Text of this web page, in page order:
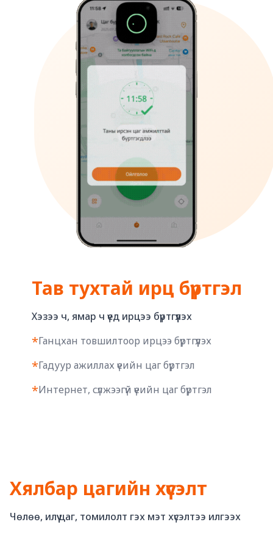
Тав тухтай ирц бүртгэл
Хэзээ ч, ямар ч үед ирцээ бүртгүүлэх
*Ганцхан товшилтоор ирцээ бүртгүүлэх
*Гадуур ажиллах үеийн цаг бүртгэл
*Интернет, сүлжээгүй үеийн цаг бүртгэл
Хялбар цагийн хүсэлт
Чөлөө, илүү цаг, томилолт гэх мэт хүсэлтээ илгээх